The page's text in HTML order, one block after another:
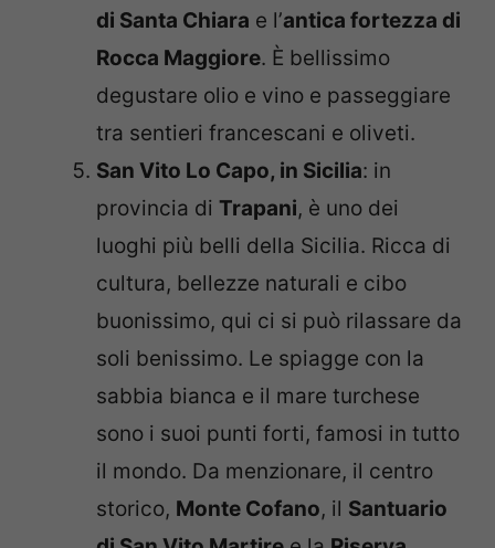
di Santa Chiara e l’antica fortezza di
Rocca Maggiore. È bellissimo
degustare olio e vino e passeggiare
tra sentieri francescani e oliveti.
San Vito Lo Capo, in Sicilia: in
provincia di Trapani, è uno dei
luoghi più belli della Sicilia. Ricca di
cultura, bellezze naturali e cibo
buonissimo, qui ci si può rilassare da
soli benissimo. Le spiagge con la
sabbia bianca e il mare turchese
sono i suoi punti forti, famosi in tutto
il mondo. Da menzionare, il centro
storico, Monte Cofano, il Santuario